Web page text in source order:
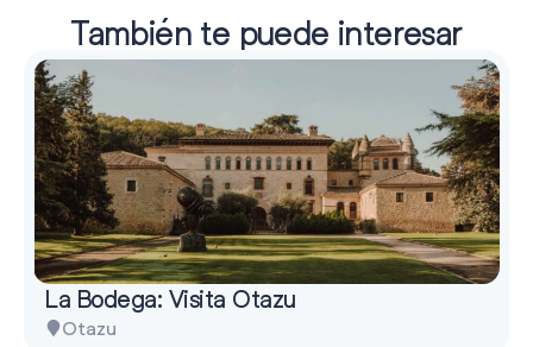
También te puede interesar
La Bodega: Visita Otazu
Otazu